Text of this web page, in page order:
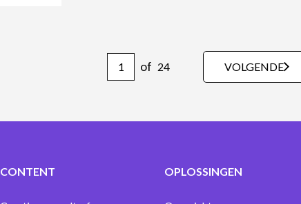
of 24 VOLGENDE
CONTENT OPLOSSINGEN